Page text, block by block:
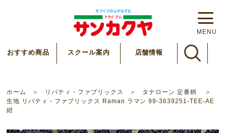
MENU
おすすめ商品 スクール案内 店舗情報
ホーム リバティ・ファブリックス
タナローン 定番柄
生地 リバティ・ファブリックス Raman ラマン 99-3639251-TEE-AE
紺